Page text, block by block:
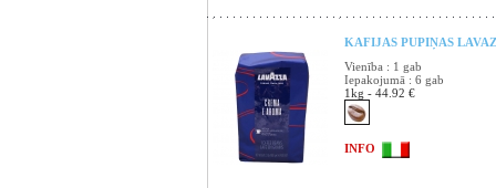
KAFIJAS PUPIŅAS
Vienība : 1 gab
Iepakojumā : 6 gab
1kg - 44.92 €
INFO